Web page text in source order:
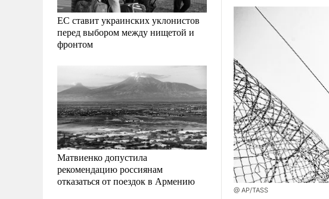
ЕС ставит украинских уклонистов
перед выбором между нищетой и
фронтом
Матвиенко допустила
рекомендацию россиянам
отказаться от поездок в Армению
@ AP/TASS